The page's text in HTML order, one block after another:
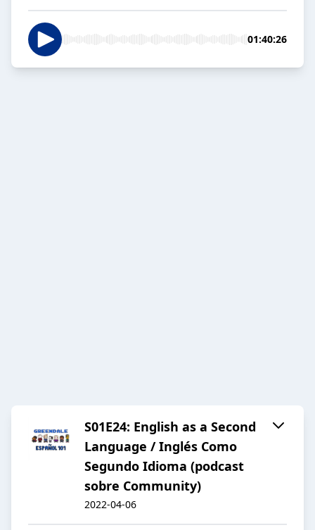
01:40:26
S01E24: English as a Second
Language / Inglés Como
Segundo Idioma (podcast
sobre Community)
2022-04-06